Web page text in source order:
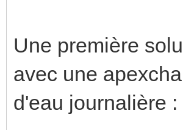
Une première
avec une
d'eau journalière :